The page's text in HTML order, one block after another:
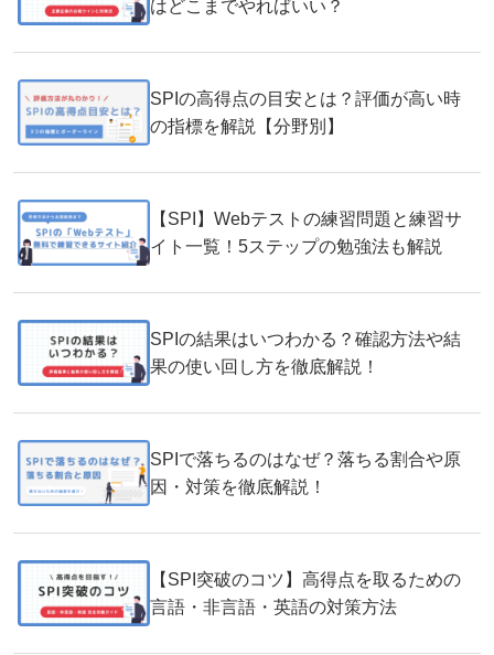
はどこまでやればいい？
SPIの高得点の目安とは？評価が高い時
の指標を解説【分野別】
【SPI】Webテストの練習問題と練習サ
イト一覧！5ステップの勉強法も解説
SPIの結果はいつわかる？確認方法や結
果の使い回し方を徹底解説！
SPIで落ちるのはなぜ？落ちる割合や原
因・対策を徹底解説！
【SPI突破のコツ】高得点を取るための
言語・非言語・英語の対策方法